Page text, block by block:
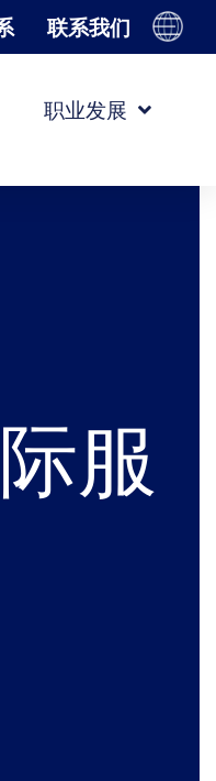
联系我们
职业发展
服